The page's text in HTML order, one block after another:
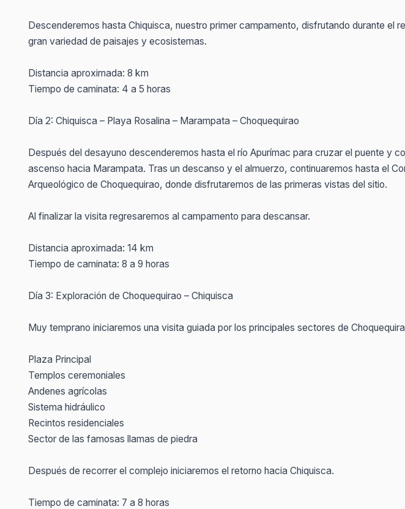
Descenderemos hasta Chiquisca, nuestro primer campamento, disfrutando durante el
gran variedad de paisajes y ecosistemas.
Distancia aproximada: 8 km
Tiempo de caminata: 4 a 5 horas
Día 2: Chiquisca – Playa Rosalina – Marampata – Choquequirao
Después del desayuno descenderemos hasta el río Apurímac para cruzar el puente y
ascenso hacia Marampata. Tras un descanso y el almuerzo, continuaremos hasta el
Arqueológico de Choquequirao, donde disfrutaremos de las primeras vistas del sitio.
Al finalizar la visita regresaremos al campamento para descansar.
Distancia aproximada: 14 km
Tiempo de caminata: 8 a 9 horas
Día 3: Exploración de Choquequirao – Chiquisca
Muy temprano iniciaremos una visita guiada por los principales sectores de
Plaza Principal
Templos ceremoniales
Andenes agrícolas
Sistema hidráulico
Recintos residenciales
Sector de las famosas llamas de piedra
Después de recorrer el complejo iniciaremos el retorno hacia Chiquisca.
Tiempo de caminata: 7 a 8 horas